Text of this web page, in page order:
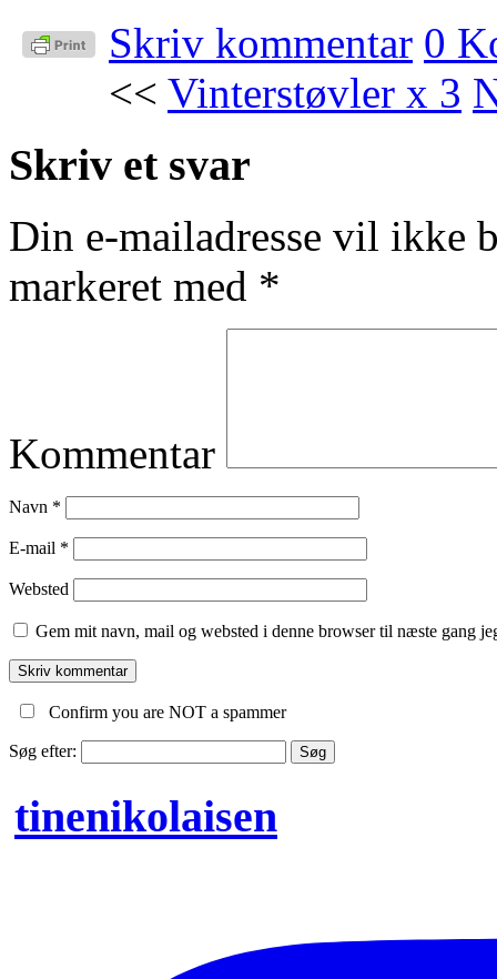
Skriv kommentar 0
<< Vinterstøvler x 3
Skriv et svar
Din e-mailadresse vil ikke
markeret med *
Kommentar
Navn *
E-mail *
Websted
Gem mit navn, mail og websted i denne browser til næste gang
Confirm you are NOT a spammer
Søg efter:
tinenikolaisen